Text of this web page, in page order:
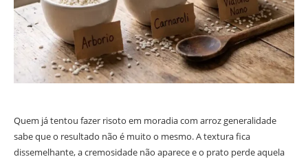
Quem já tentou fazer risoto em moradia com arroz generalidade
sabe que o resultado não é muito o mesmo. A textura fica
dissemelhante, a cremosidade não aparece e o prato perde aquela